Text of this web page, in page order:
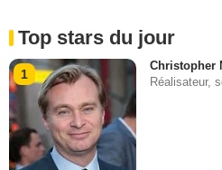
Top stars du jour
1
Christopher
Réalisateur,